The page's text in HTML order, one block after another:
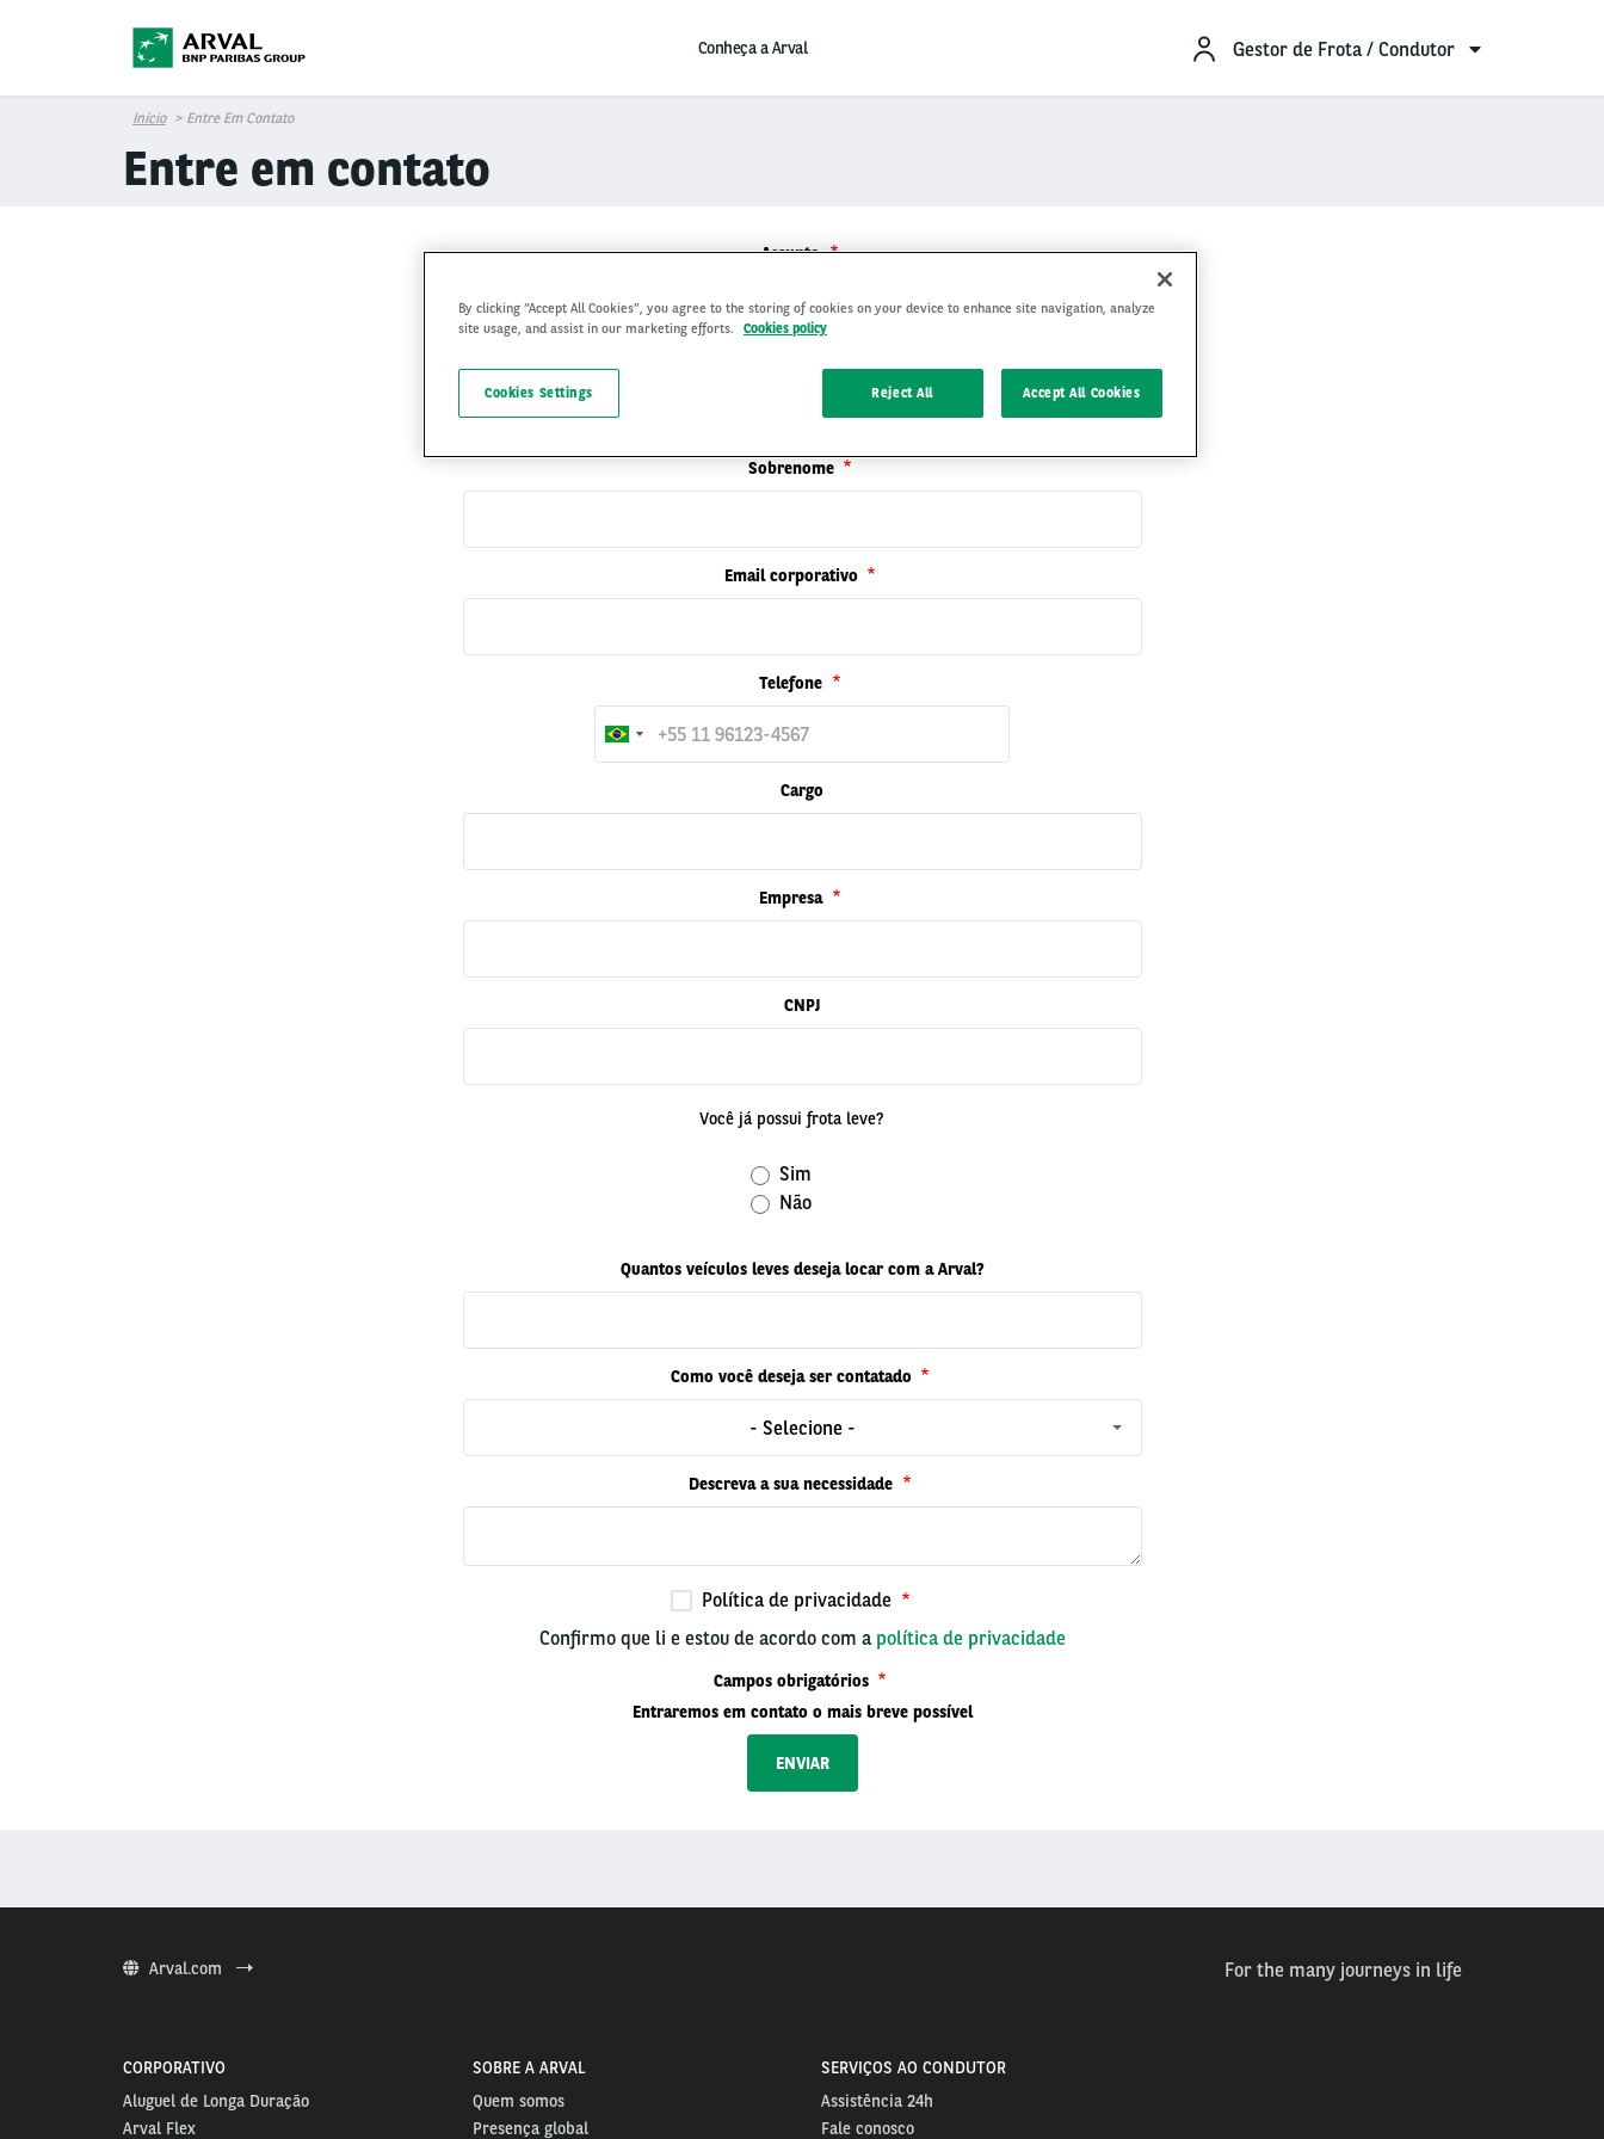
Conheça a Arval Gestor de Frota / Condutor
Início Entre Em Contato
Entre em contato
Assunto
- Selecione -
Sobrenome
Email corporativo
Telefone
Cargo
Empresa
CNPJ
Você já possui frota leve?
Sim
Não
Quantos veículos leves deseja locar com a Arval?
Como você deseja ser contatado
- Selecione -
Descreva a sua necessidade
Política de privacidade
Confirmo que li e estou de acordo com a política de privacidade
Campos obrigatórios
Entraremos em contato o mais breve possível
Arval.com For the many journeys in life
CORPORATIVO
Aluguel de Longa Duração
Arval Flex
SOBRE A ARVAL
Quem somos
Presença global
SERVIÇOS AO CONDUTOR
Assistência 24h
Fale conosco
By clicking “Accept All Cookies”, you agree to the storing of cookies on your device to enhance site navigation, analyze
site usage, and assist in our marketing efforts.
Cookies policy
Reject All Accept All Cookies
Cookies Settings